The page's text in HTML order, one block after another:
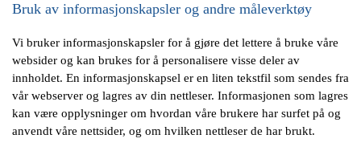
Bruk av informasjonskapsler og andre måleverktøy
Vi bruker informasjonskapsler for å gjøre det lettere å bruke våre
websider og kan brukes for å personalisere visse deler av
innholdet. En informasjonskapsel er en liten tekstfil som sendes fra
vår webserver og lagres av din nettleser. Informasjonen som lagres
kan være opplysninger om hvordan våre brukere har surfet på og
anvendt våre nettsider, og om hvilken nettleser de har brukt.